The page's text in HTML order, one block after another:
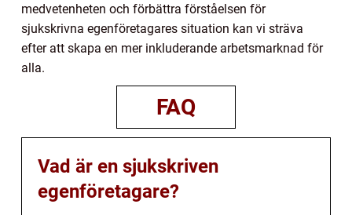
medvetenheten och förbättra förståelsen för
sjukskrivna egenföretagares situation kan vi sträva
efter att skapa en mer inkluderande arbetsmarknad för
alla.
FAQ
Vad är en sjukskriven
egenföretagare?